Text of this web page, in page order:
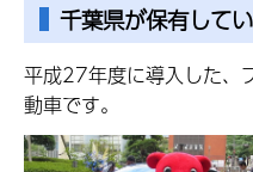
千葉県が保有して
平成27年度に導入した、
動車です。